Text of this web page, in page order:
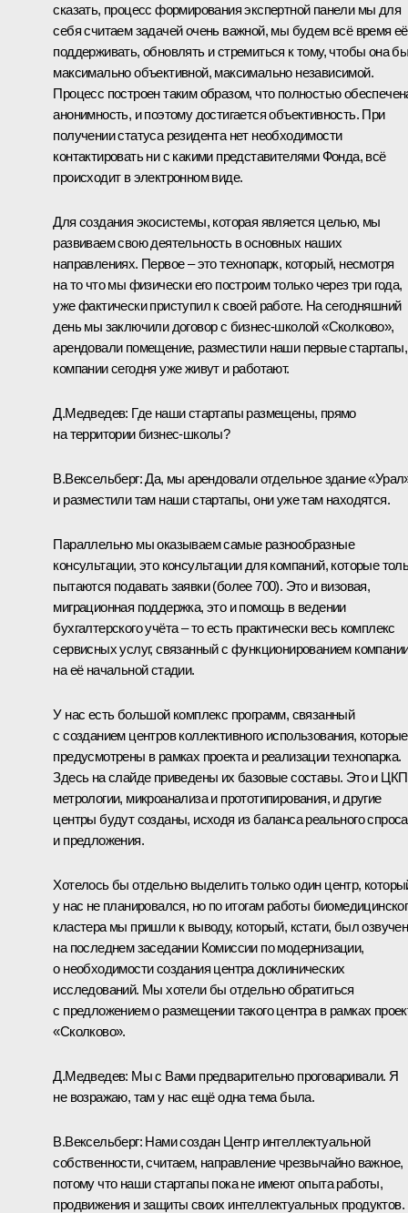
сказать, процесс формирования экспертной панели мы для
себя считаем задачей очень важной, мы будем всё время её
поддерживать, обновлять и стремиться к тому, чтобы она
максимально объективной, максимально независимой.
Процесс построен таким образом, что полностью
анонимность, и поэтому достигается объективность. При
получении статуса резидента нет необходимости
контактировать ни с какими представителями Фонда, всё
происходит в электронном виде.
Для создания экосистемы, которая является целью, мы
развиваем свою деятельность в основных наших
направлениях. Первое – это технопарк, который, несмотря
на то что мы физически его построим только через три года,
уже фактически приступил к своей работе. На сегодняшний
день мы заключили договор с бизнес-школой «Сколково»,
арендовали помещение, разместили наши первые
компании сегодня уже живут и работают.
Д.Медведев: Где наши стартапы размещены, прямо
на территории бизнес-школы?
В.Вексельберг:Да, мы арендовали отдельное здание
и разместили там наши стартапы, они уже там находятся.
Параллельно мы оказываем самые разнообразные
консультации, это консультации для компаний, которые
пытаются подавать заявки (более 700). Это и визовая,
миграционная поддержка, это и помощь в ведении
бухгалтерского учёта – то есть практически весь комплекс
сервисных услуг, связанный с функционированием
на её начальной стадии.
У нас есть большой комплекс программ, связанный
с созданием центров коллективного использования, которые
предусмотрены в рамках проекта и реализации технопарка.
Здесь на слайде приведены их базовые составы. Это и ЦКП
метрологии, микроанализа и прототипирования, и другие
центры будут созданы, исходя из баланса реального спроса
и предложения.
Хотелось бы отдельно выделить только один центр,
у нас не планировался, но по итогам работы
кластера мы пришли к выводу, который, кстати, был озвучен
на последнем заседании Комиссии по модернизации,
о необходимости создания центра доклинических
исследований. Мы хотели бы отдельно обратиться
с предложением о размещении такого центра в рамках
«Сколково».
Д.Медведев: Мы с Вами предварительно проговаривали. Я
не возражаю, там у нас ещё одна тема была.
В.Вексельберг: Нами создан Центр интеллектуальной
собственности, считаем, направление чрезвычайно важное,
потому что наши стартапы пока не имеют опыта работы,
продвижения и защиты своих интеллектуальных продуктов.